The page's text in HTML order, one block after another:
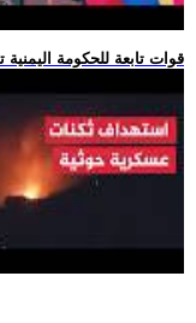
.. قوات تابعة للحكومة